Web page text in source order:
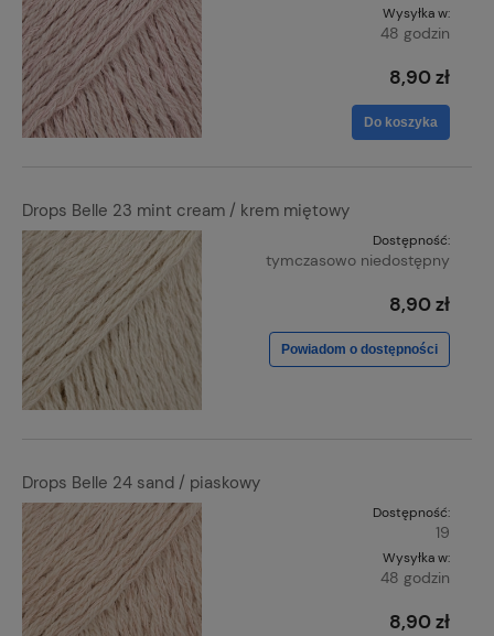
Wysyłka w:
48 godzin
8,90 zł
Do koszyka
Drops Belle 23 mint cream / krem miętowy
Dostępność:
tymczasowo niedostępny
8,90 zł
Powiadom o dostępności
Drops Belle 24 sand / piaskowy
Dostępność:
19
Wysyłka w:
48 godzin
8,90 zł